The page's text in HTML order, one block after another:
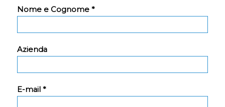
Nome e Cognome *
Azienda
E-mail *